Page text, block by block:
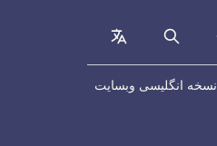
Search
collapsed
نسخه انگلیسی وبسایت